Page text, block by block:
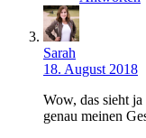
Sarah
18. August 2018
Wow, das sieht
genau meinen